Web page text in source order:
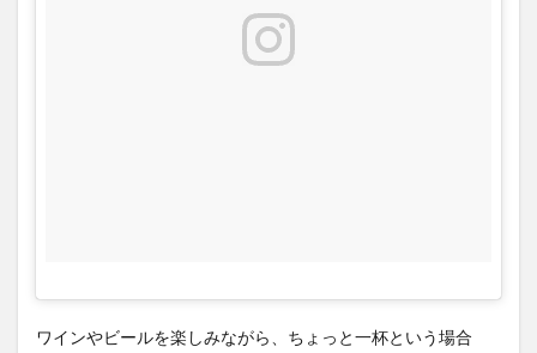
ワインやビールを楽しみながら、ちょっと一杯という場合